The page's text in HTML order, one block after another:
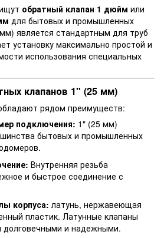
обратный клапан 1 дюйм или
для бытовых и промышленных
является стандартным для труб
установку максимально простой и
использования специальных
клапанов 1" (25 мм)
рядом преимуществ:
подключения: 1" (25 мм)
бытовых и промышленных
Внутренняя резьба
и быстрое соединение с
корпуса: латунь, нержавеющая
пластик. Латунные клапаны
и надежными.